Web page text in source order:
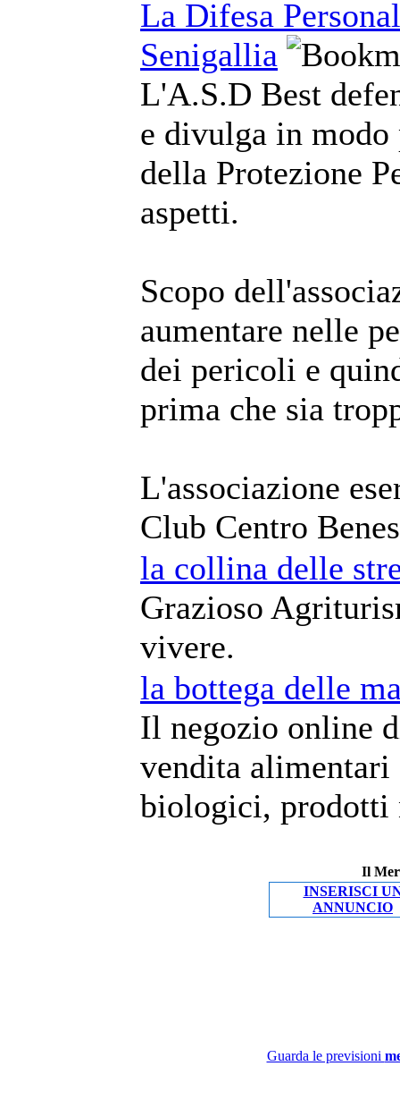
La Difesa
Senigallia
L'A.S.D Best
e divulga in
della Protezione
aspetti.
Scopo
aumentare nelle
dei pericoli e
prima che sia
L'associazione
Club Centro
la collina delle
Grazioso
vivere.
la bottega delle
Il negozio online
vendita
biologici, prodotti
Il
INSERISCI
ANNUNCIO
Guarda le previsioni